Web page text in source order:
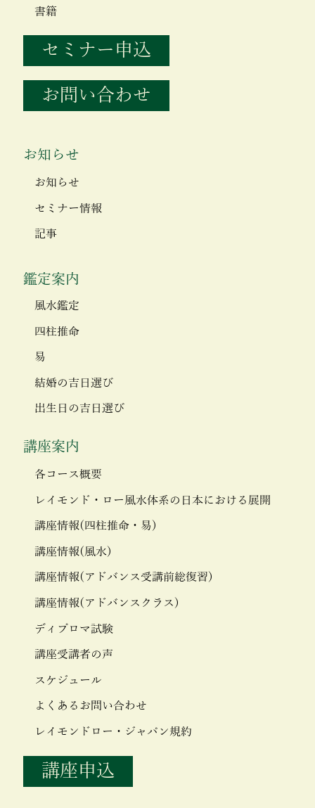
書籍
セミナー申込
お問い合わせ
お知らせ
お知らせ
セミナー情報
記事
鑑定案内
風水鑑定
四柱推命
易
結婚の吉日選び
出生日の吉日選び
講座案内
各コース概要
レイモンド・ロー風水体系の日本における展開
講座情報(四柱推命・易)
講座情報(風水)
講座情報(アドバンス受講前総復習)
講座情報(アドバンスクラス)
ディプロマ試験
講座受講者の声
スケジュール
よくあるお問い合わせ
レイモンドロー・ジャパン規約
講座申込